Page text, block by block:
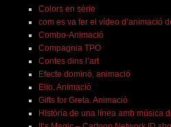
Colors en sèrie
com es va fer el vídeo d’animació
Combo-Animació
Compagnia TPO
Contes dins l’art
Efecte dominó, animació
Elio. Animació
Gifts for Greta. Animació
Història de una línea amb música